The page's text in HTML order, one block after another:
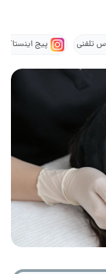
تلفنی پیج اینستاگرام